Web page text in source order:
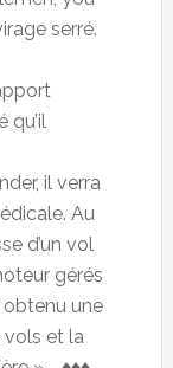
serré.
qu’il
il verra
Au
d’un vol
gérés
obtenu une
vols et la